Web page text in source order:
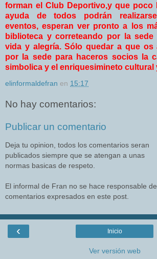
forman el Club Deportivo,y que
ayuda de todos podrán
eventos, esperan ver pronto a los
biblioteca y correteando por la
vida y alegría. Sólo quedar a que os
por la sede para haceros socios la
simbolica y el enriquesimineto cultural
elinformaldefran en 15:17
No hay comentarios:
Publicar un comentario
Deja tu opinion, todos los comentarios seran
publicados siempre que se atengan a unas
normas basicas de respeto.
El informal de Fran no se hace responsable
comentarios expresados en este post.
‹ Inicio
Ver versión web